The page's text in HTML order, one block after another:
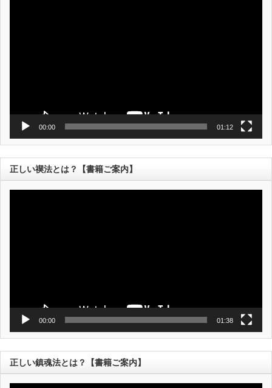
00:00 01:12
正しい禊法とは？【書籍ご案内】
00:00 01:38
正しい鎮魂法とは？【書籍ご案内】